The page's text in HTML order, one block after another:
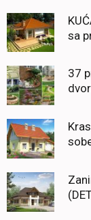
sa
37